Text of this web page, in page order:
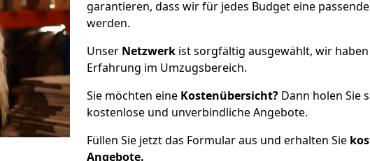
garantieren, dass wir für jedes Budget eine
werden.
Unser Netzwerk ist sorgfältig ausgewählt, wir haben
Erfahrung im Umzugsbereich.
Sie möchten eine Kostenübersicht? Dann holen Sie
kostenlose und unverbindliche Angebote.
Füllen Sie jetzt das Formular aus und erhalten Sie
Angebote.